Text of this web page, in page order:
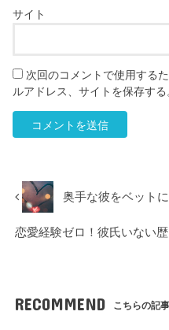
サイト
次回のコメントで使用する
ルアドレス、サイトを保存する
奥手な彼をベット
恋愛経験ゼロ！彼氏いない
RECOMMEND こちらの記